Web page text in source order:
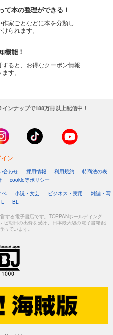
て本の整理ができる！
作家ごとなどに本を分類し
られます。
機能！
すると、お得なクーポン情報
す。
ンナップで188万冊以上配信中！
イン
合わせ 採用情報 利用規約
特商法の表
cookie等ポリシー
ベ 小説・文芸 ビジネス・実用
雑誌・写
BL
する電子書店です。TOPPANホールディング
ビ朝日の出資を受け、日本最大級の電子書籍配
っています。